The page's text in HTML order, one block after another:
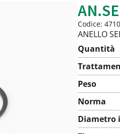
Codice:
ANELLO
Quantità
Peso
Norma
Diametro